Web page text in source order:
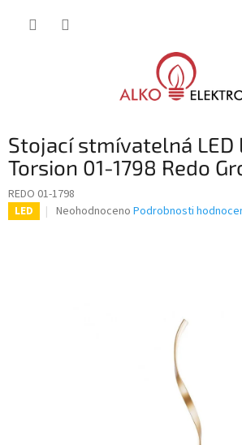
Stojací stmívatelná LED
Torsion 01-1798 Redo
REDO 01-1798
LED
Průměrné
Neohodnoceno Podrobnosti